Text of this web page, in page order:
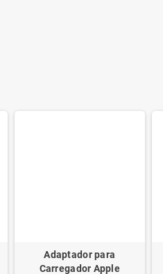
Adaptador para
Carregador Apple